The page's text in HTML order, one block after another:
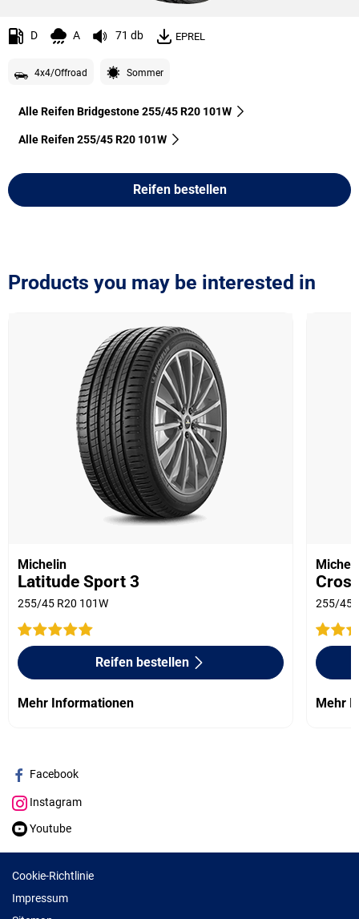
D A 71 db EPREL
4x4/Offroad Sommer
Alle Reifen Bridgestone 255/45 R20 101W
Alle Reifen‎ 255/45 R20 101W
Reifen bestellen
Products you may be interested in
Michelin
Latitude Sport 3
255/45 R20 101W
Reifen bestellen
Mehr Informationen
255/45
Mehr
Facebook
Instagram
Youtube
Cookie-Richtlinie
Impressum